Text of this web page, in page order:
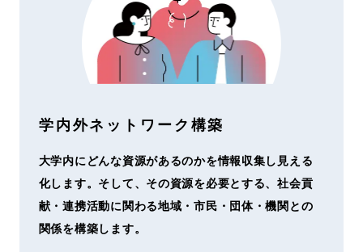
学内外ネットワーク構築
大学内にどんな資源があるのかを情報収集し見える
化します。そして、その資源を必要とする、社会貢
献・連携活動に関わる地域・市民・団体・機関との
関係を構築します。